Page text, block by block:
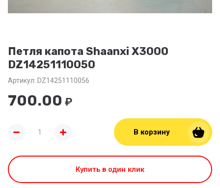
Петля капота Shaanxi X3000
DZ14251110050
Артикул: DZ14251110056
700.00 ₽
В корзину
Купить в один клик